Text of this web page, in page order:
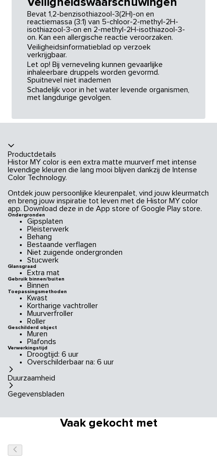
Bevat 1,2-benzisothiazool-3(2H)-on en
reactiemassa (3:1) van 5-chloor-2-methyl-2H-
isothiazool-3-on en 2-methyl-2H-isothiazool-3-
on. Kan een allergische reactie veroorzaken.
Veiligheidsinformatieblad op verzoek
verkrijgbaar.
Let op! Bij verneveling kunnen gevaarlijke
inhaleerbare druppels worden gevormd.
Spuitnevel niet inademen
Schadelijk voor in het water levende organismen,
met langdurige gevolgen.
Productdetails
Histor MY color is een extra matte muurverf met intense
levendige kleuren die lang mooi blijven dankzij de Intense
Color Technology.
Ontdek jouw persoonlijke kleurenpalet, vind jouw kleurmatch
en breng jouw inspiratie tot leven met de Histor MY color
app. Download deze in de App store of Google Play store.
Ondergronden
Gipsplaten
Pleisterwerk
Behang
Bestaande verflagen
Niet zuigende ondergronden
Stucwerk
Glansgraad
Extra mat
Gebruik binnen/buiten
Binnen
Toepassingsmethoden
Kwast
Kortharige vachtroller
Muurverfroller
Roller
Geschilderd object
Muren
Plafonds
Verwerkingstijd
Droogtijd: 6 uur
Overschilderbaar na: 6 uur
Duurzaamheid
Gegevensbladen
Vaak gekocht met